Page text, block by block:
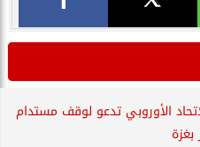
الأوروبي تدعو لوقف مستدام
بغزة